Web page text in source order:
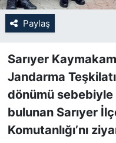
Paylaş
Sarıyer
Jandarma
dönümü sebebiyle
bulunan Sarıyer
Komutanlığı’nı
SEKTÖR
SON DAKİKA
SPOR
TEKNOLOJİ